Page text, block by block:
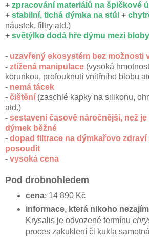
+ zpracování materiálů na špičkové
+ stabilní, tichá dýmka na stůl +
náustek, filtry atd.)
+ světýlko dodá hře dýmu mezi
- uzavřený ekosystém bez možnosti
- ztížená manipulace (vysoká
korunkou, profouknutí vnitřního blobu
- nemá tácek
- čištění (zaschlé kapky na silikonu,
atd.)
- sestavení časově náročnější, než
dýmek běžné
- dopad filtrace na dýmkařovo zdraví
posoudit
- vysoká cena
Pod drobnohledem
cena: 14 890 Kč
informace, která nikoho
Krysalis je odvozené termínu
proces zakuklení či kukla